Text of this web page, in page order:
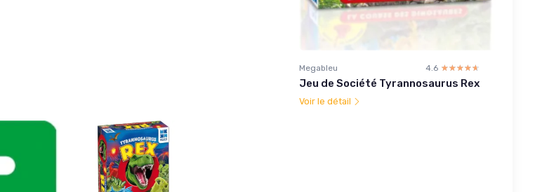
Megableu 4.6 ☆☆☆☆☆
★★★★★
Jeu de Société Tyrannosaurus Rex
Voir le détail